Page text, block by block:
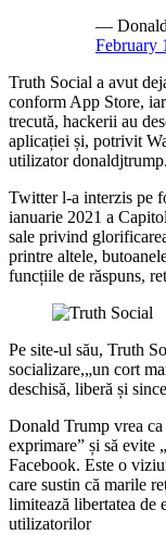
— Donald
February
Truth Social a avut
conform App Store,
trecută, hackerii au
aplicației și, potrivit
utilizator donaldjtrump.
Twitter l-a interzis pe
ianuarie 2021 a
sale privind
printre altele,
funcțiile de răspuns,
Pe site-ul său, Truth
socializare,„un cort
deschisă, liberă și
Donald Trump vrea ca
exprimare” și să evite
Facebook. Este o
care sustin că marile
limitează libertatea de
utilizatorilor